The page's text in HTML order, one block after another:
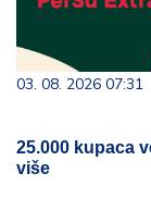
03. 08. 2026 07:31
25.000 kupaca
više